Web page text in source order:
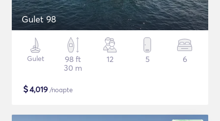
Gulet 98
Gulet
98 ft
30 m
12 5 6
$4,019 /noapte